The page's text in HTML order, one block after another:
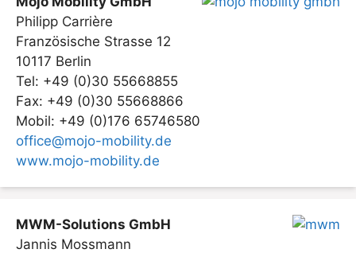
Philipp Carrière
Französische Strasse 12
10117 Berlin
Tel: +49 (0)30 55668855
Fax: +49 (0)30 55668866
Mobil: +49 (0)176 65746580
office@mojo-mobility.de
www.mojo-mobility.de
MWM-Solutions GmbH
Jannis Mossmann